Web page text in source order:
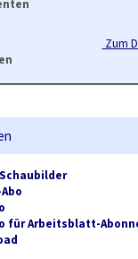
Zum
für Arbeitsblatt-